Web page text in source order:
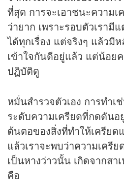
ที่สุด การจะเอาชนะความเ
ว่ายาก เพราะรอบตัวเรามี
ได้ทุกเรื่อง แต่จริงๆ แล้วมี
เข้าใจกันดีอยู่แล้ว แต่น้อย
ปฏิบัติดู
หมั่นสำรวจตัวเอง การทำเ
ระดับความเครียดที่กดดันอ
ต้นตอของสิ่งที่ทำให้เครียด
แล้วเราจะพบว่าความเครี
เป็นหางว่าวนั้น เกิดจากสา
คือ